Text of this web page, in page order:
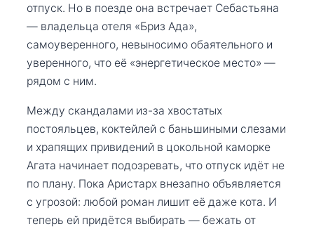
отпуск. Но в поезде она встречает Себастьяна
— владельца отеля «Бриз Ада»,
самоуверенного, невыносимо обаятельного и
уверенного, что её «энергетическое место» —
рядом с ним.
Между скандалами из-за хвостатых
постояльцев, коктейлей с баньшиными слезами
и храпящих привидений в цокольной каморке
Агата начинает подозревать, что отпуск идёт не
по плану. Пока Аристарх внезапно объявляется
с угрозой: любой роман лишит её даже кота. И
теперь ей придётся выбирать — бежать от